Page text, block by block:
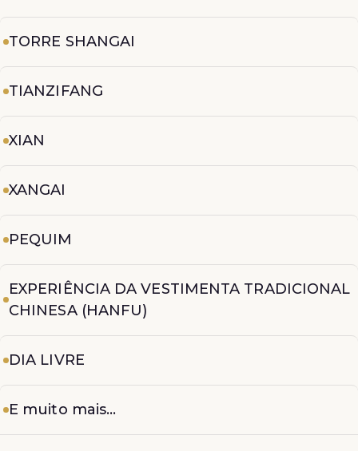
TORRE SHANGAI
TIANZIFANG
XIAN
XANGAI
PEQUIM
EXPERIÊNCIA DA VESTIMENTA TRADICIONAL
CHINESA (HANFU)
DIA LIVRE
E muito mais...